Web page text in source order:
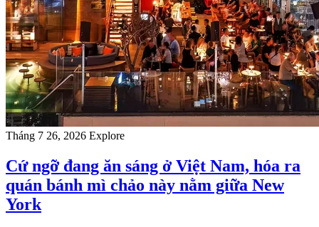
Tháng 7 26, 2026 Explore
Cứ ngỡ đang ăn sáng ở Việt Nam, hóa ra
quán bánh mì chảo này nằm giữa New
York